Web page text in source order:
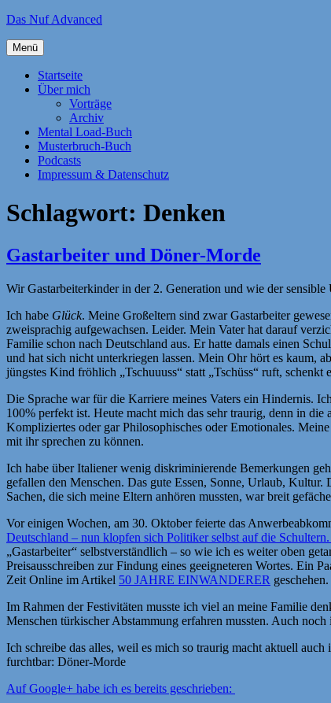
Zum
springen
Das Nuf Advanced
Menü
Startseite
Über mich
Vorträge
Archiv
Mental Load-Buch
Musterbruch-Buch
Podcasts
Impressum & Datenschutz
Schlagwort: Denken
Gastarbeiter und Döner-Morde
Wir Gastarbeiterkinder in der 2. Generation und wie der
Ich habe Glück. Meine Großeltern sind zwar Gastarbeiter
zweisprachig aufgewachsen. Leider. Mein Vater hat darauf
Familie schon nach Deutschland aus. Er hatte damals einen
und hat sich nicht unterkriegen lassen. Mein Ohr hört es kaum,
jüngstes Kind fröhlich „Tschuuuss“ statt „Tschüss“ ruft, schenkt
Die Sprache war für die Karriere meines Vaters ein Hindernis.
100% perfekt ist. Heute macht mich das sehr traurig, denn in
Kompliziertes oder gar Philosophisches oder Emotionales.
mit ihr sprechen zu können.
Ich habe über Italiener wenig diskriminierende Bemerkungen
gefallen den Menschen. Das gute Essen, Sonne, Urlaub,
Sachen, die sich meine Eltern anhören mussten, war breit
Vor einigen Wochen, am 30. Oktober feierte das
Deutschland – nun klopfen sich Politiker selbst auf die
„Gastarbeiter“ selbstverständlich – so wie ich es weiter oben
Preisausschreiben zur Findung eines geeigneteren Wortes. Ein
Zeit Online im Artikel 50 JAHRE EINWANDERER geschehen.
Im Rahmen der Festivitäten musste ich viel an meine Familie
Menschen türkischer Abstammung erfahren mussten. Auch
Ich schreibe das alles, weil es mich so traurig macht aktuell
furchtbar: Döner-Morde
Auf Google+ habe ich es bereits geschrieben: